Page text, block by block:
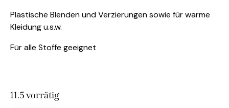
Plastische Blenden und Verzierungen sowie für warme
Kleidung u.s.w.
Für alle Stoffe geeignet
11.5 vorrätig